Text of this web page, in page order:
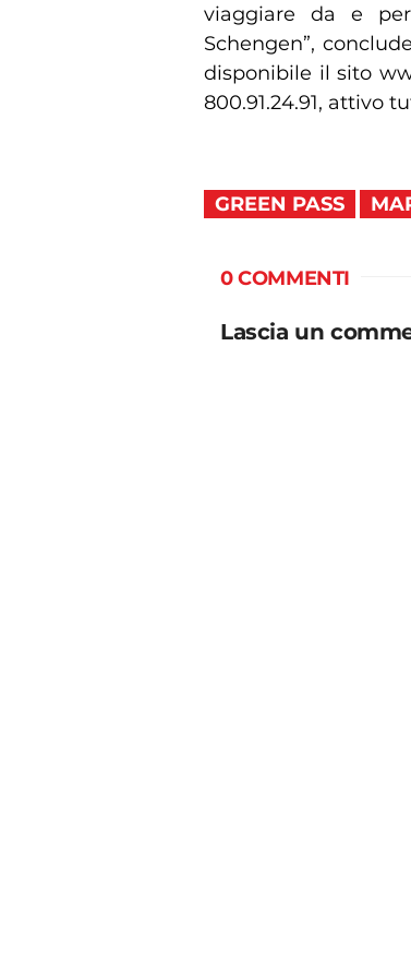
viaggiare da e
Schengen”,
disponibile il sito
800.91.24.91, attivo
GREEN PASS
0 COMMENTI
Lascia un